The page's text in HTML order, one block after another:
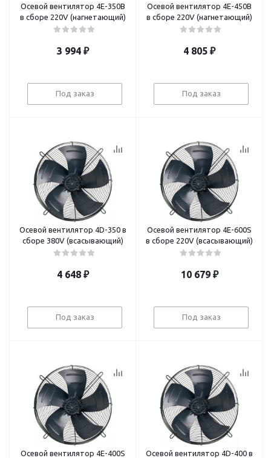
Осевой вентилятор 4E-350B
в сборе 220V (нагнетающий)
3 994 ₽
Под заказ
Осевой вентилятор 4E-450B
в сборе 220V (нагнетающий)
4 805 ₽
Под заказ
Осевой вентилятор 4D-350 в
сборе 380V (всасывающий)
4 648 ₽
Под заказ
Осевой вентилятор 4Е-600S
в сборе 220V (всасывающий)
10 679₽
Под заказ
Осевой вентилятор 4E-400S
Осевой вентилятор 4D-400 в